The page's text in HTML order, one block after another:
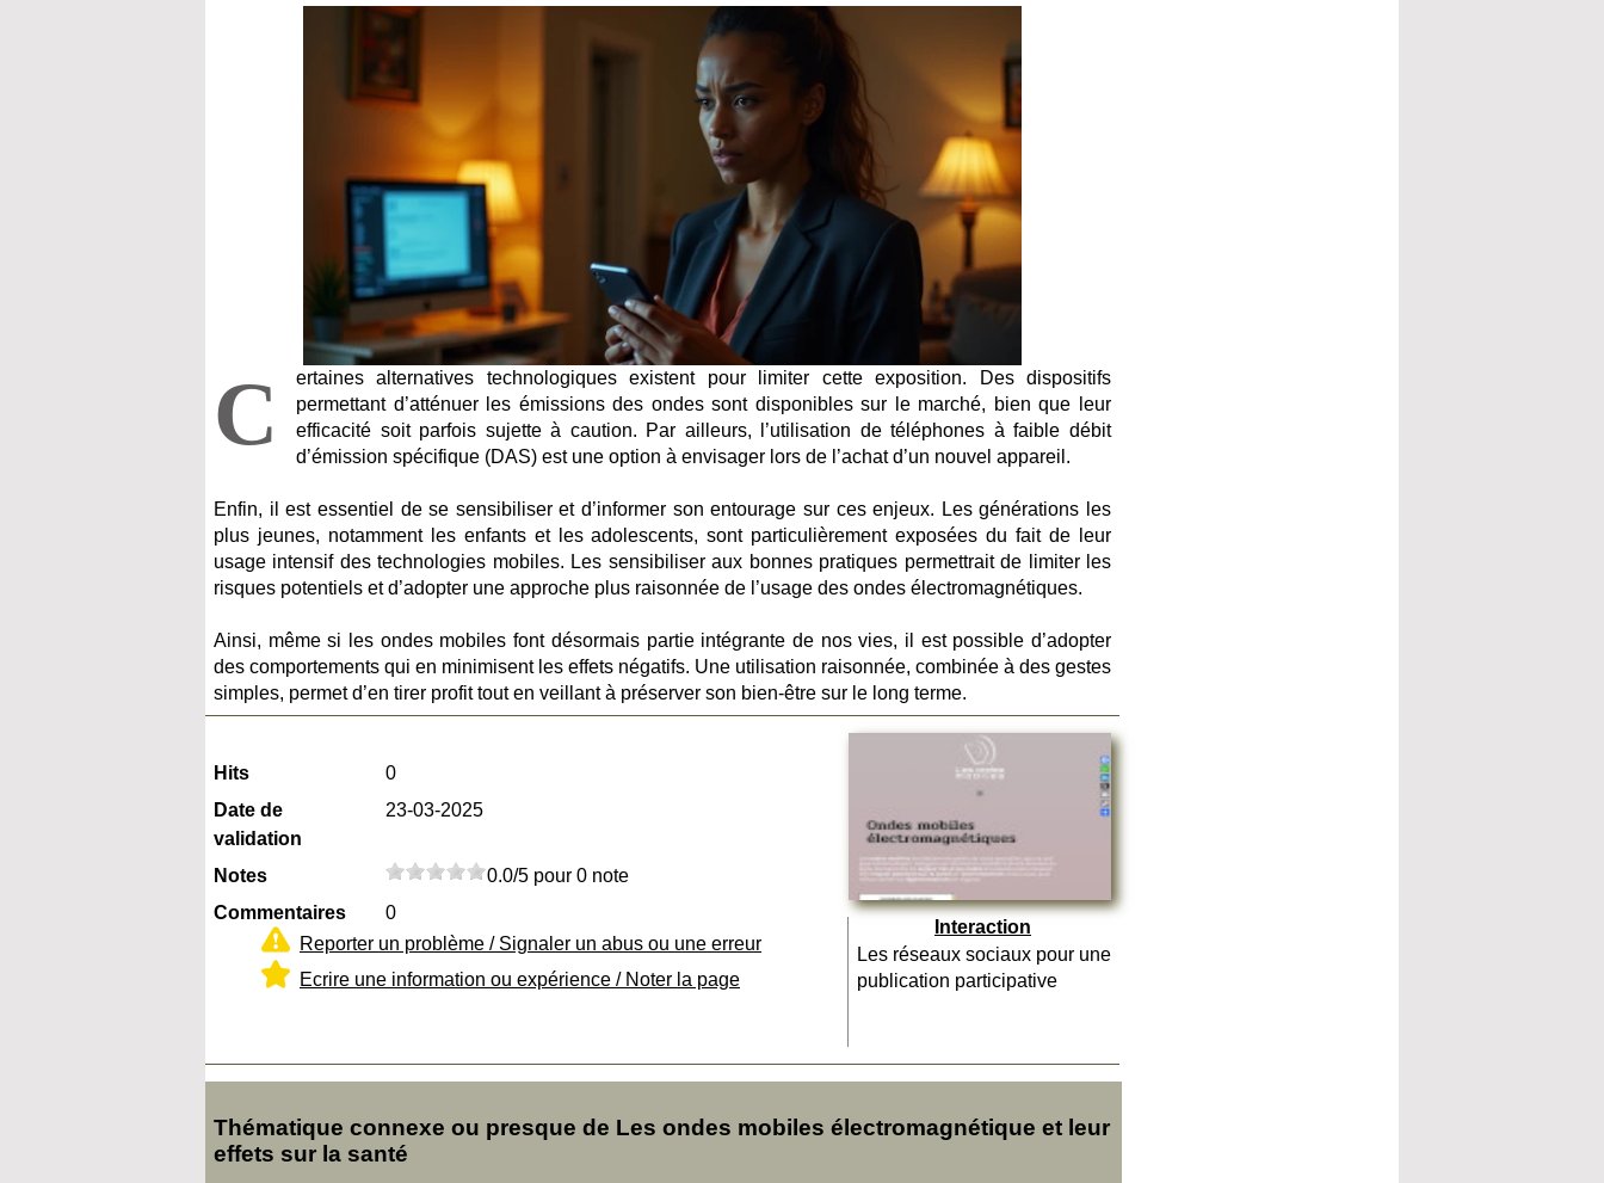
C
ertaines alternatives technologiques existent pour limiter cette exposition. Des dispositifs
permettant d’atténuer les émissions des ondes sont disponibles sur le marché, bien que leur
efficacité soit parfois sujette à caution. Par ailleurs, l’utilisation de téléphones à faible débit
d’émission spécifique (DAS) est une option à envisager lors de l’achat d’un nouvel appareil.
Enfin, il est essentiel de se sensibiliser et d’informer son entourage sur ces enjeux. Les générations les
plus jeunes, notamment les enfants et les adolescents, sont particulièrement exposées du fait de leur
usage intensif des technologies mobiles. Les sensibiliser aux bonnes pratiques permettrait de limiter les
risques potentiels et d’adopter une approche plus raisonnée de l’usage des ondes électromagnétiques.
Ainsi, même si les ondes mobiles font désormais partie intégrante de nos vies, il est possible d’adopter
des comportements qui en minimisent les effets négatifs. Une utilisation raisonnée, combinée à des gestes
simples, permet d’en tirer profit tout en veillant à préserver son bien-être sur le long terme.
Hits
0
Date de
validation
23-03-2025
Notes
0.0/5 pour 0 note
Commentaires
0
Reporter un problème / Signaler un abus ou une erreur
Ecrire une information ou expérience / Noter la page
Interaction
Les réseaux sociaux pour une
publication participative
Thématique connexe ou presque de Les ondes mobiles électromagnétique et leur
effets sur la santé